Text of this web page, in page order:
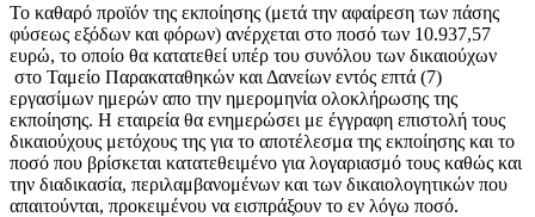
Το καθαρό προϊόν της εκποίησης (μετά την αφαίρεση των πάσης
φύσεως εξόδων και φόρων) ανέρχεται στο ποσό των 10.937,57
ευρώ, το οποίο θα κατατεθεί υπέρ του συνόλου των δικαιούχων
στο Ταμείο Παρακαταθηκών και Δανείων εντός επτά (7)
εργασίμων ημερών απο την ημερομηνία ολοκλήρωσης της
εκποίησης. Η εταιρεία θα ενημερώσει με έγγραφη επιστολή τους
δικαιούχους μετόχους της για το αποτέλεσμα της εκποίησης και το
ποσό που βρίσκεται κατατεθειμένο για λογαριασμό τους καθώς και
την διαδικασία, περιλαμβανομένων και των δικαιολογητικών που
απαιτούνται, προκειμένου να εισπράξουν το εν λόγω ποσό.